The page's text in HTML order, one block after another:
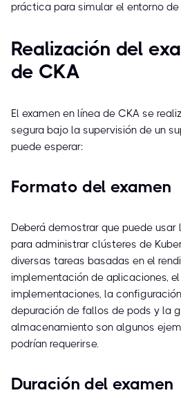
práctica para simular el entorno de
Realización del
de CKA
El examen en línea de CKA se
segura bajo la supervisión de un
puede esperar:
Formato del examen
Deberá demostrar que puede
para administrar clústeres de
diversas tareas basadas en el
implementación de aplicaciones,
implementaciones, la
depuración de fallos de pods y la
almacenamiento son algunos
podrían requerirse.
Duración del examen